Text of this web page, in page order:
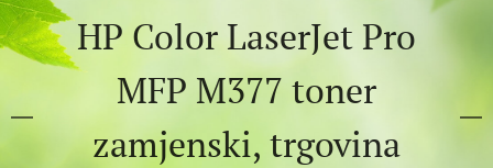
HP Color LaserJet Pro
MFP M377 toner
zamjenski, trgovina